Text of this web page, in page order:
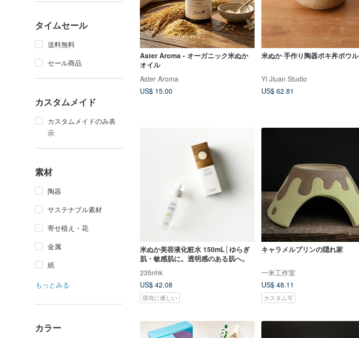
タイムセール
送料無料
セール商品
カスタムメイド
カスタムメイドのみ表
示
素材
陶器
サステナブル素材
寄せ植え・花
金属
紙
もっとみる
カラー
Aster Aroma - オーガニック米ぬか
オイル
Aster Aroma
US$ 15.00
米ぬか 手作り陶器ポキ丼ボウル
Yi Jiuan Studio
US$ 62.81
米ぬか美容液化粧水 150mL│ゆらぎ
肌・敏感肌に。透明感のある肌へ。
235nhk
US$ 42.08
環境に優しい
キャラメルプリンの隠れ家
一米工作室
US$ 48.11
カスタム可